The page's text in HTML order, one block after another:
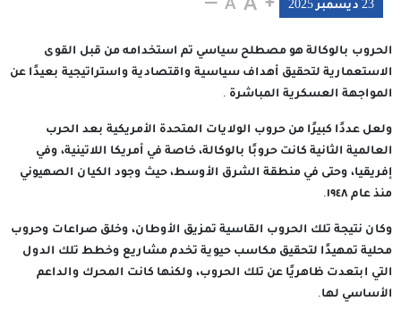
23 ديسمبر 2025
الحروب بالوكالة هو مصطلح سياسي تم استخدامه من قبل القوى
الاستعمارية لتحقيق أهداف سياسية واقتصادية واستراتيجية بعيدًا عن
المواجهة العسكرية المباشرة .
ولعل عددًا كبيرًا من حروب الولايات المتحدة الأمريكية بعد الحرب
العالمية الثانية كانت حروبًا بالوكالة، خاصة في أمريكا اللاتينية، وفي
إفريقيا، وحتى في منطقة الشرق الأوسط، حيث وجود الكيان الصهيوني
منذ عام ١٩٤٨.
وكان نتيجة تلك الحروب القاسية تمزيق الأوطان، وخلق صراعات وحروب
محلية تمهيدًا لتحقيق مكاسب حيوية تخدم مشاريع وخطط تلك الدول
التي ابتعدت ظاهريًا عن تلك الحروب، ولكنها كانت المحرك والداعم
الأساسي لها.